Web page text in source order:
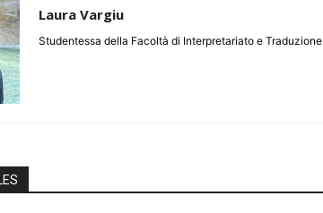
Laura Vargiu
Studentessa della Facoltà di Interpretariato e Traduzione